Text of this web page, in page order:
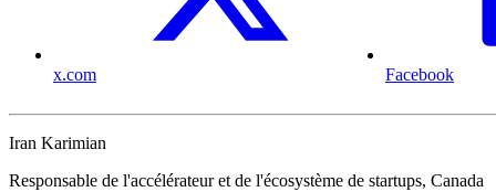
x.com Facebook
Iran Karimian
Responsable de l'accélérateur et de l'écosystème de startups, Canada